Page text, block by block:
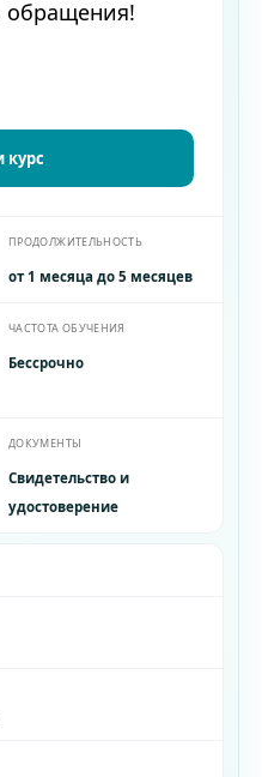
обращения!
курс
ПРОДОЛЖИТЕЛЬНОСТЬ
от 1 месяца до 5 месяцев
ЧАСТОТА ОБУЧЕНИЯ
Бессрочно
ДОКУМЕНТЫ
Свидетельство и
удостоверение